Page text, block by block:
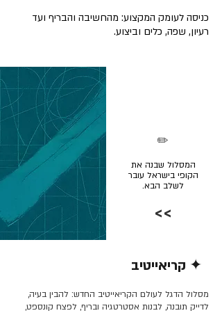
כניסה לעומק המקצוע: מהחשיבה והבריף ועד
רעיון, שפה, כלים וביצוע.
המסלול שבנה את
הקופי בישראל עובר
לשלב הבא.
✏️
>>
✦ קריאייטיב
מסלול הדגל לעולם הקריאייטיב החדש: להבין בעיה,
לדייק תובנה, לבנות אסטרטגיה ובריף, לפצח קונספט,